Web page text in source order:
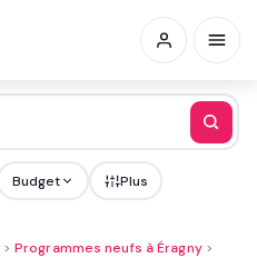
Budget Plus
> Programmes neufs à Éragny>